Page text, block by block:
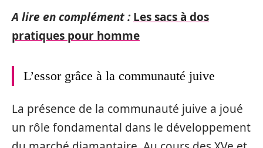
A lire en complément : Les sacs à dos
pratiques pour homme
L’essor grâce à la communauté juive
La présence de la communauté juive a joué
un rôle fondamental dans le développement